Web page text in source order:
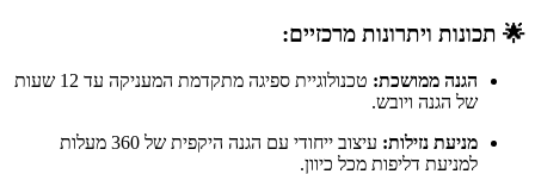
🌟 תכונות ויתרונות מרכזיים:
הגנה ממושכת:
טכנולוגיית ספיגה מתקדמת המעניקה עד 12 שעות
של הגנה ויובש.
מניעת נזילות: עיצוב ייחודי עם הגנה היקפית של 360 מעלות
למניעת דליפות מכל כיוון.